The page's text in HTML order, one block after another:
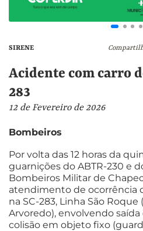
SIRENE
Acidente com carro
283
12 de Fevereiro de 2026
Bombeiros
Por volta das 12 horas da
guarnições do ABTR-230 e
Bombeiros Militar de
atendimento de ocorrência
na SC-283, Linha São
Arvoredo), envolvendo
colisão em objeto fixo